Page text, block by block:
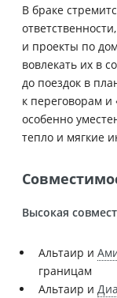
В браке
и проекты по
вовлекать их в
до поездок в
к переговорам и
особенно
тепло и мягкие
Высокая
Альтаир и
границам
Альтаир и